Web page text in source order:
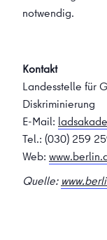
notwendig.
Kontakt
Landesstelle für
Diskriminierung
E-Mail:
Tel.: (030) 259
Web:
Quelle: